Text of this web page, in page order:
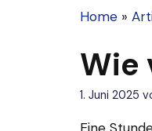
Home »
Wie
1. Juni 2025
Eine